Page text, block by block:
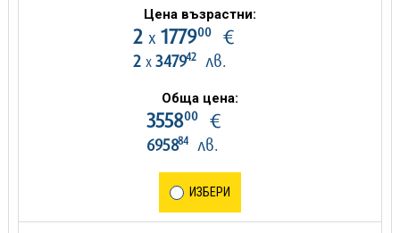
Цена възрастни:
2 х 177900€
2 х 347942лв.
Обща цена:
355800€
695884лв.
ИЗБЕРИ